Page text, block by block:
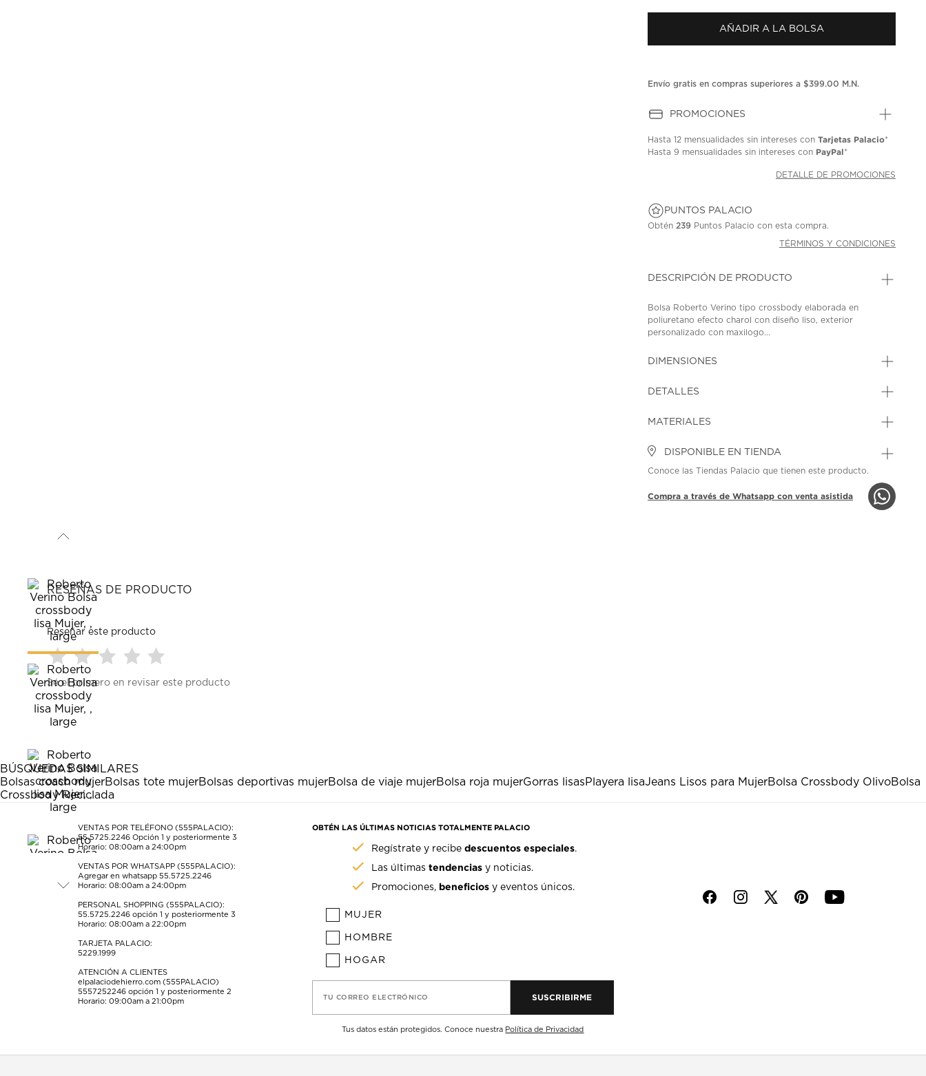
puntuación.
en
la
AÑADIR A LA BOLSA
Envío gratis en compras superiores a $399.00 M.N.
PROMOCIONES
Hasta12 mensualidades sin intereses conTarjetas Palacio*
Hasta9 mensualidades sin intereses con PayPal*
DETALLE DE PROMOCIONES
PUNTOS PALACIO
Obtén 239 Puntos Palacio con esta compra.
TÉRMINOS Y CONDICIONES
DESCRIPCIÓN DE PRODUCTO
Bolsa Roberto Verino tipo crossbody elaborada en
poliuretano efecto charol con diseño liso, exterior
personalizado con maxilogo...
DIMENSIONES
DETALLES
MATERIALES
DISPONIBLE EN TIENDA
Conoce las Tiendas Palacio que tienen este producto.
Compra a través de Whatsapp con venta asistida
RESEÑAS DE PRODUCTO
Reseñar este producto
Seleccionar
para
calificar
el
artículo
1
estrella
Esta
acción
abrirá
formulario
de
envío.
Seleccionar
para
calificar
el
artículo
2
estrellas.
Esta
acción
abrirá
formulario
de
envío.
para
estrellas.
Esta
acción
abrirá
formulario
de
envío.
para
estrellas.
Esta
acción
formulario
de
para
Esta
acción
formulario
de
envío.
Sé el primero en revisar este producto
BÚSQUEDAS SIMILARES
Bolsas coach mujerBolsas tote mujerBolsas deportivas mujerBolsa de viaje mujerBolsa roja mujerGorras lisasPlayera lisaJeans Lisos para MujerBolsa Crossbody OlivoBolsa
Crossbody Reciclada
VENTAS POR TELÉFONO (555PALACIO):
55.5725.2246 Opción 1 y posteriormente 3
Horario: 08:00am a 24:00pm
VENTAS POR WHATSAPP (555PALACIO):
Agregar en whatsapp 55.5725.2246
Horario: 08:00am a 24:00pm
PERSONAL SHOPPING (555PALACIO):
55.5725.2246 opción 1 y posteriormente 3
Horario: 08:00am a 22:00pm
TARJETA PALACIO:
5229.1999
ATENCIÓN A CLIENTES
elpalaciodehierro.com (555PALACIO)
5557252246 opción 1 y posteriormente 2
Horario: 09:00am a 21:00pm
OBTÉN LAS ÚLTIMAS NOTICIAS TOTALMENTE PALACIO
Regístrate y recibedescuentos especiales.
Las últimastendencias y noticias.
Promociones, beneficios y eventos únicos.
MUJER
HOMBRE
HOGAR
TU CORREO ELECTRÓNICO SUSCRIBIRME
Tus datos están protegidos. Conoce nuestra Política de Privacidad
f i p y